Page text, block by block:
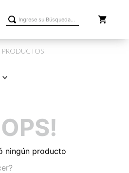
Ingrese su Búsqueda...
PRODUCTOS
ningún producto